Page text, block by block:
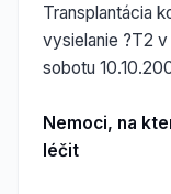
Transplantácia
vysielanie ?T2 v
sobotu
Nemoci, na
léčit